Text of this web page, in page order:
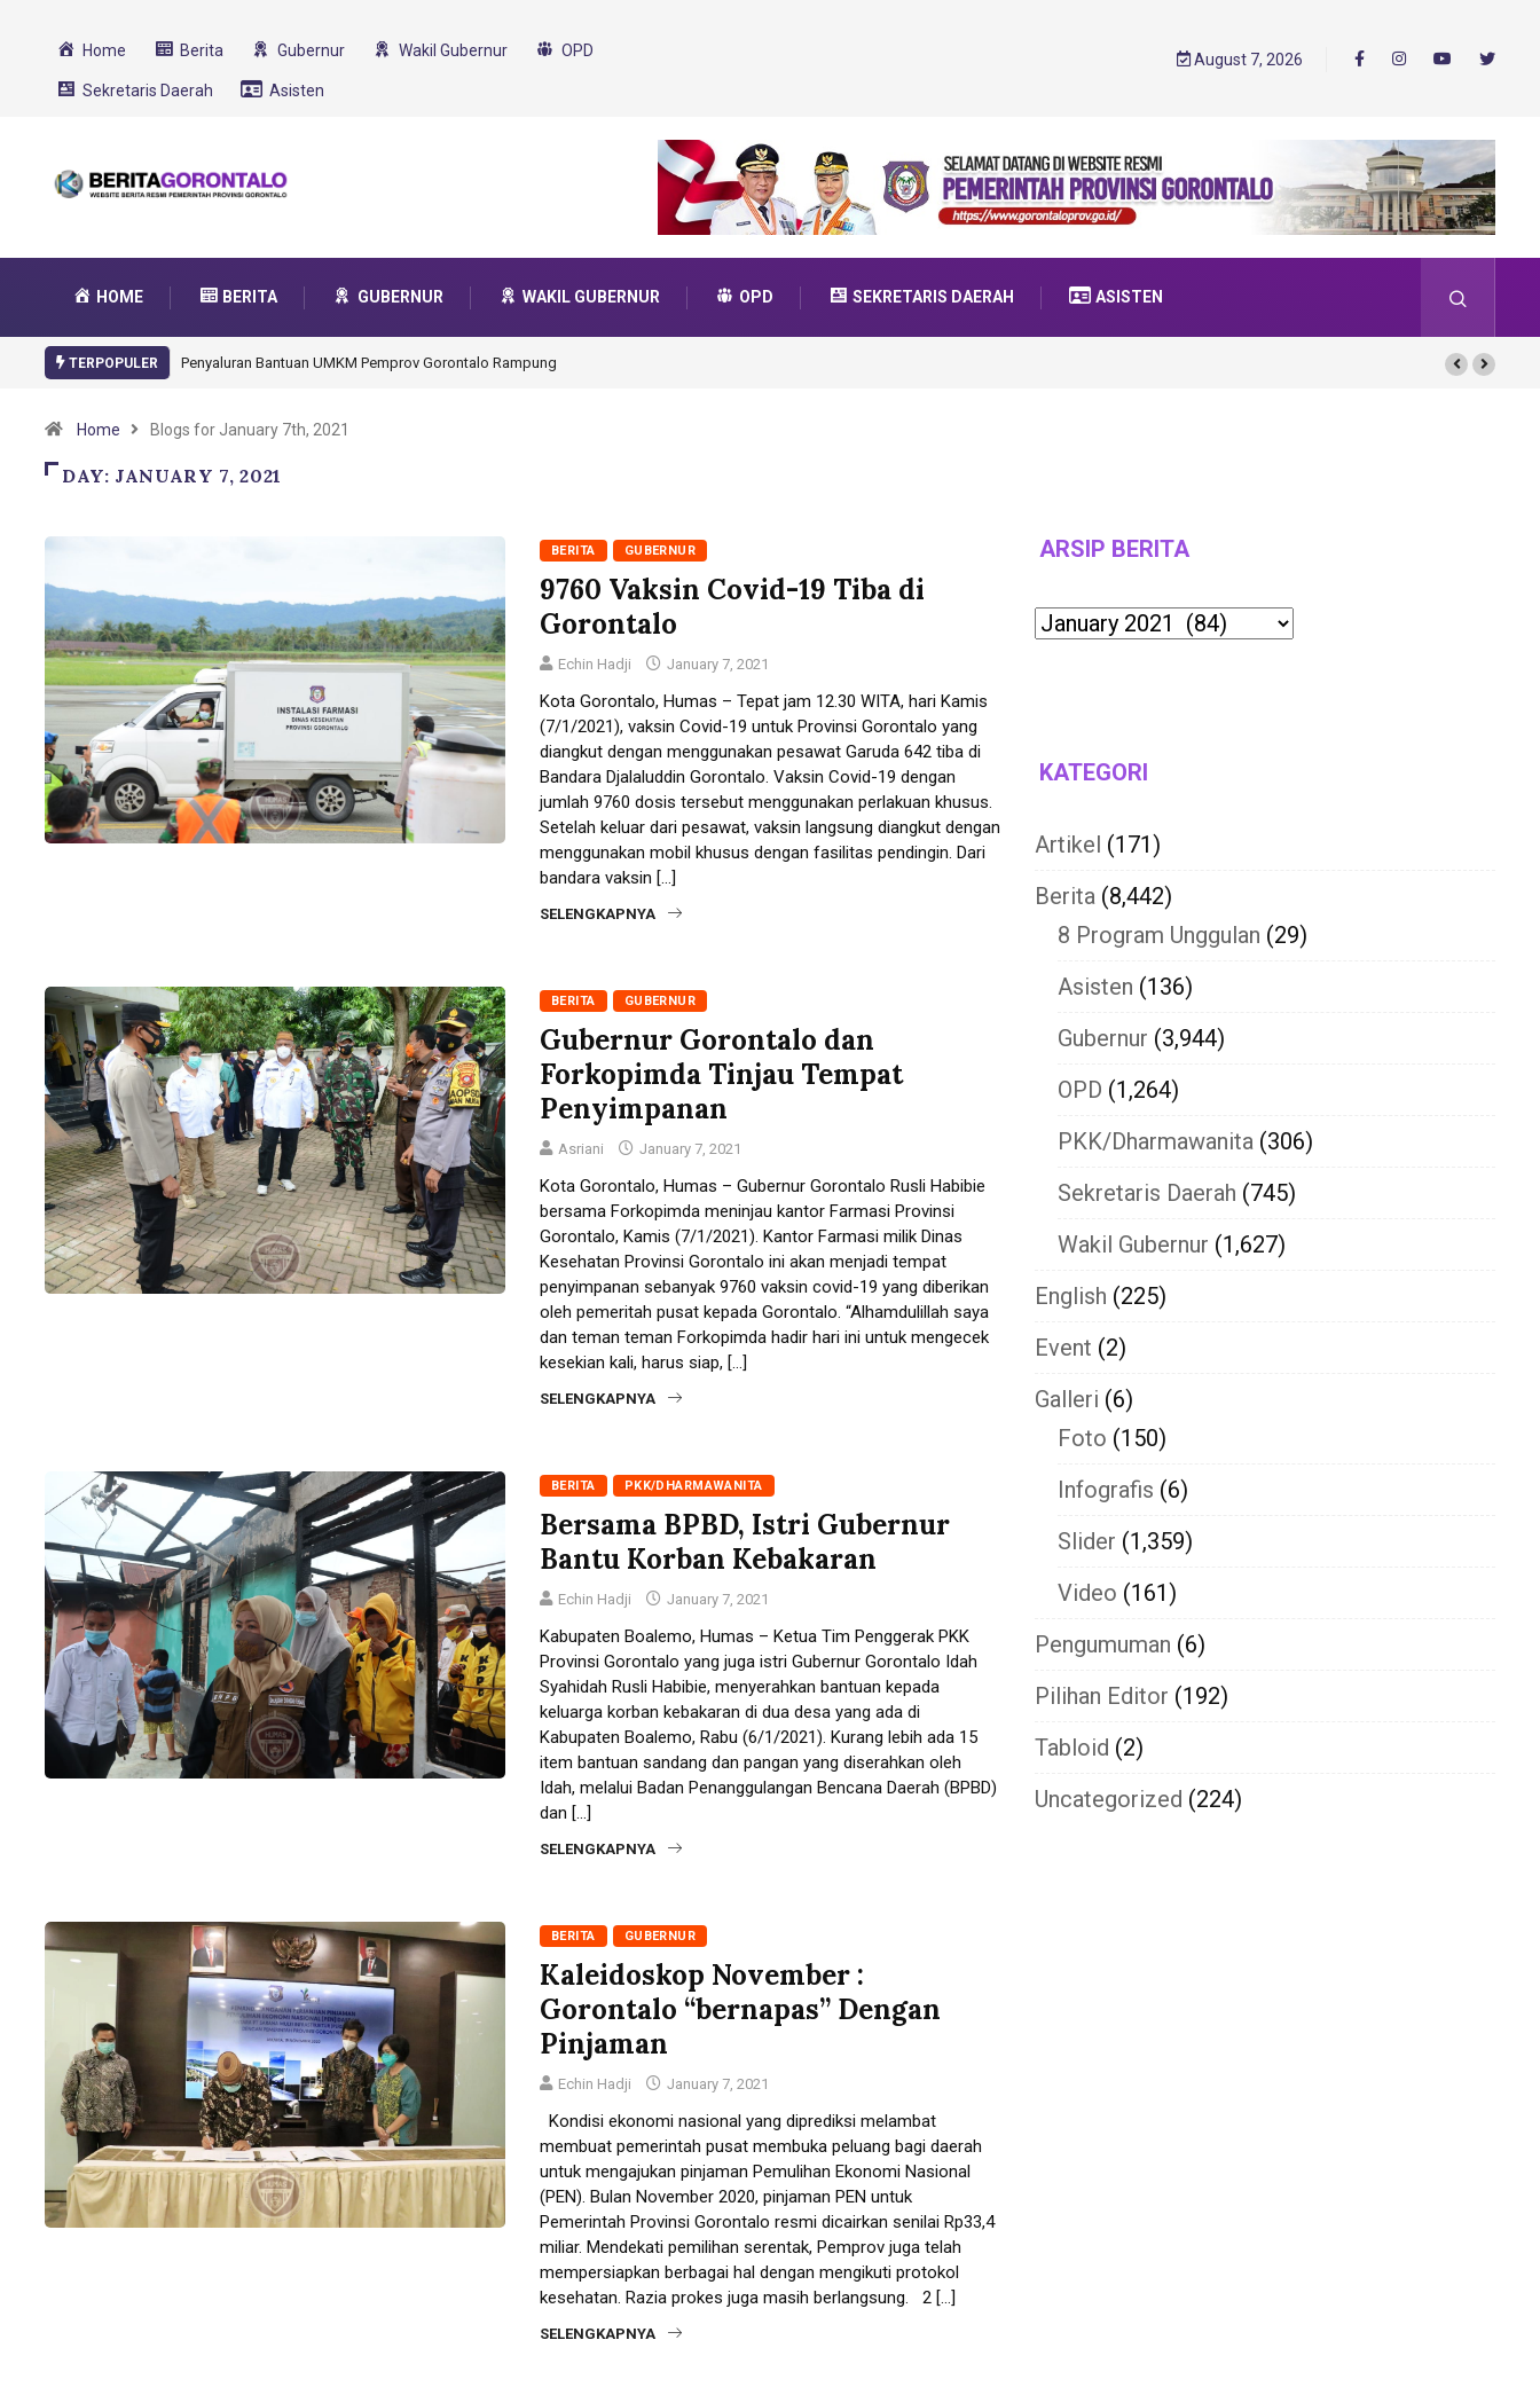
Home Berita Gubernur Wakil Gubernur OPD
Sekretaris Daerah Asisten
August 7, 2026
HOME BERITA GUBERNUR WAKIL GUBERNUR OPD SEKRETARIS DAERAH ASISTEN
TERPOPULER
Gorontalo RampungGorontalo Ikut Dukung Program SMA Unggul Garuda
Home Blogs for January 7th, 2021
DAY: JANUARY 7, 2021
BERITA GUBERNUR
9760 Vaksin Covid-19 Tiba di
Gorontalo
Echin Hadji January 7, 2021
Kota Gorontalo, Humas – Tepat jam 12.30 WITA, hari Kamis
(7/1/2021), vaksin Covid-19 untuk Provinsi Gorontalo yang
diangkut dengan menggunakan pesawat Garuda 642 tiba di
Bandara Djalaluddin Gorontalo. Vaksin Covid-19 dengan
jumlah 9760 dosis tersebut menggunakan perlakuan khusus.
Setelah keluar dari pesawat, vaksin langsung diangkut dengan
menggunakan mobil khusus dengan fasilitas pendingin. Dari
bandara vaksin […]
SELENGKAPNYA
BERITA GUBERNUR
Gubernur Gorontalo dan
Forkopimda Tinjau Tempat
Penyimpanan
Asriani January 7, 2021
Kota Gorontalo, Humas – Gubernur Gorontalo Rusli Habibie
bersama Forkopimda meninjau kantor Farmasi Provinsi
Gorontalo, Kamis (7/1/2021). Kantor Farmasi milik Dinas
Kesehatan Provinsi Gorontalo ini akan menjadi tempat
penyimpanan sebanyak 9760 vaksin covid-19 yang diberikan
oleh pemeritah pusat kepada Gorontalo. “Alhamdulillah saya
dan teman teman Forkopimda hadir hari ini untuk mengecek
kesekian kali, harus siap, […]
SELENGKAPNYA
BERITA PKK/DHARMAWANITA
Bersama BPBD, Istri Gubernur
Bantu Korban Kebakaran
Echin Hadji January 7, 2021
Kabupaten Boalemo, Humas – Ketua Tim Penggerak PKK
Provinsi Gorontalo yang juga istri Gubernur Gorontalo Idah
Syahidah Rusli Habibie, menyerahkan bantuan kepada
keluarga korban kebakaran di dua desa yang ada di
Kabupaten Boalemo, Rabu (6/1/2021). Kurang lebih ada 15
item bantuan sandang dan pangan yang diserahkan oleh
Idah, melalui Badan Penanggulangan Bencana Daerah (BPBD)
dan […]
SELENGKAPNYA
BERITA GUBERNUR
Kaleidoskop November :
Gorontalo “bernapas” Dengan
Pinjaman
Echin Hadji January 7, 2021
Kondisi ekonomi nasional yang diprediksi melambat
membuat pemerintah pusat membuka peluang bagi daerah
untuk mengajukan pinjaman Pemulihan Ekonomi Nasional
(PEN). Bulan November 2020, pinjaman PEN untuk
Pemerintah Provinsi Gorontalo resmi dicairkan senilai Rp33,4
miliar. Mendekati pemilihan serentak, Pemprov juga telah
mempersiapkan berbagai hal dengan mengikuti protokol
kesehatan. Razia prokes juga masih berlangsung. 2 […]
SELENGKAPNYA
ARSIP BERITA
Archives
KATEGORI
Artikel (171)
Berita (8,442)
8 Program Unggulan (29)
Asisten (136)
Gubernur (3,944)
OPD (1,264)
PKK/Dharmawanita (306)
Sekretaris Daerah (745)
Wakil Gubernur (1,627)
English (225)
Event (2)
Galleri (6)
Foto (150)
Infografis (6)
Slider (1,359)
Video (161)
Pengumuman (6)
Pilihan Editor (192)
Tabloid (2)
Uncategorized (224)